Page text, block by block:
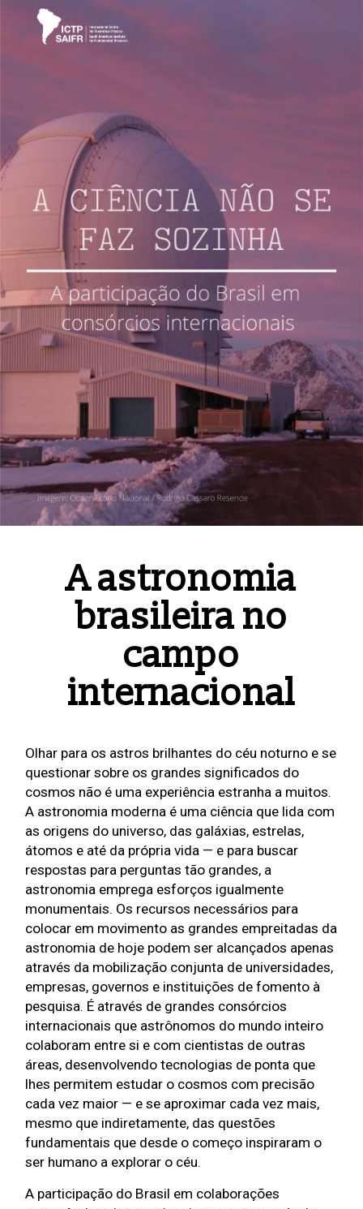
A astronomia
brasileira no
campo
internacional
Olhar para os astros brilhantes do céu noturno e se
questionar sobre os grandes significados do
cosmos não é uma experiência estranha a muitos.
A astronomia moderna é uma ciência que lida com
as origens do universo, das galáxias, estrelas,
átomos e até da própria vida — e para buscar
respostas para perguntas tão grandes, a
astronomia emprega esforços igualmente
monumentais. Os recursos necessários para
colocar em movimento as grandes empreitadas da
astronomia de hoje podem ser alcançados apenas
através da mobilização conjunta de universidades,
empresas, governos e instituições de fomento à
pesquisa. É através de grandes consórcios
internacionais que astrônomos do mundo inteiro
colaboram entre si e com cientistas de outras
áreas, desenvolvendo tecnologias de ponta que
lhes permitem estudar o cosmos com precisão
cada vez maior — e se aproximar cada vez mais,
mesmo que indiretamente, das questões
fundamentais que desde o começo inspiraram o
ser humano a explorar o céu.
A participação do Brasil em colaborações